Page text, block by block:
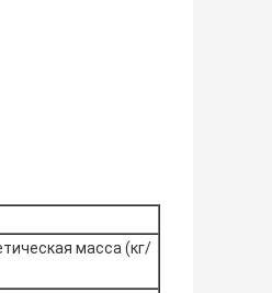
масса (кг/